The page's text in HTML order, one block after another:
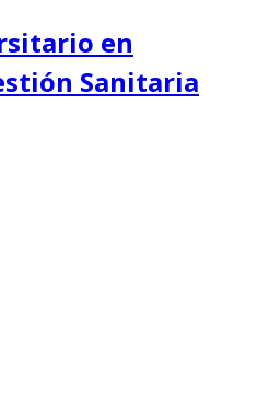
en
Sanitaria